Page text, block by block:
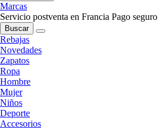
Marcas
Servicio postventa en Francia Pago seguro
Buscar
Rebajas
Novedades
Zapatos
Ropa
Hombre
Mujer
Niños
Deporte
Accesorios